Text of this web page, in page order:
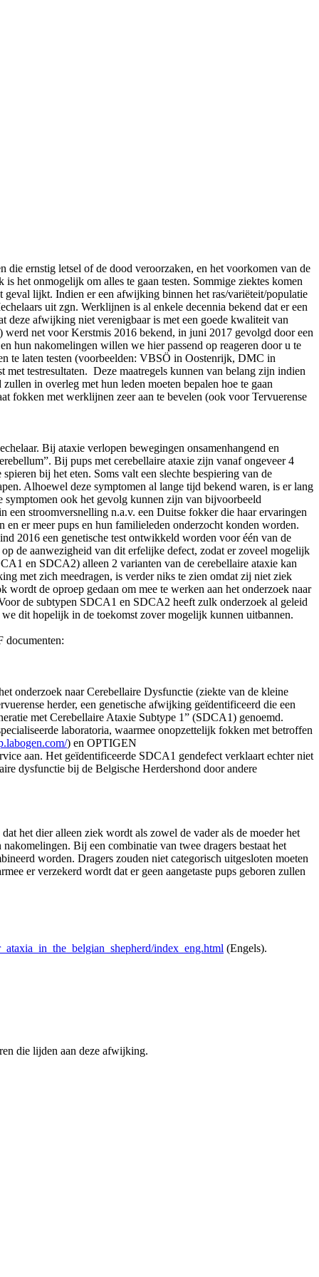
ernstig letsel of de dood veroorzaken, en het voorkomen van de
het onmogelijk om alles te gaan testen. Sommige ziektes komen
geval lijkt. Indien er een afwijking binnen het ras/variëteit/populatie
uit zgn. Werklijnen is al enkele decennia bekend dat er een
deze afwijking niet verenigbaar is met een goede kwaliteit van
net voor Kerstmis 2016 bekend, in juni 2017 gevolgd door een
hun nakomelingen willen we hier passend op reageren door u te
te laten testen (voorbeelden: VBSÖ in Oostenrijk, DMC in
testresultaten. Deze maatregels kunnen van belang zijn indien
in overleg met hun leden moeten bepalen hoe te gaan
fokken met werklijnen zeer aan te bevelen (ook voor Tervuerense
Bij ataxie verlopen bewegingen onsamenhangend en
Bij pups met cerebellaire ataxie zijn vanaf ongeveer 4
bij het eten. Soms valt een slechte bespiering van de
Alhoewel deze symptomen al lange tijd bekend waren, is er lang
symptomen ook het gevolg kunnen zijn van bijvoorbeeld
stroomversnelling n.a.v. een Duitse fokker die haar ervaringen
er meer pups en hun familieleden onderzocht konden worden.
2016 een genetische test ontwikkeld worden voor één van de
de aanwezigheid van dit erfelijke defect, zodat er zoveel mogelijk
en SDCA2) alleen 2 varianten van de cerebellaire ataxie kan
met zich meedragen, is verder niks te zien omdat zij niet ziek
de oproep gedaan om mee te werken aan het onderzoek naar
de subtypen SDCA1 en SDCA2 heeft zulk onderzoek al geleid
dit hopelijk in de toekomst zover mogelijk kunnen uitbannen.
documenten:
onderzoek naar Cerebellaire Dysfunctie (ziekte van de kleine
herder, een genetische afwijking geïdentificeerd die een
met Cerebellaire Ataxie Subtype 1” (SDCA1) genoemd.
laboratoria, waarmee onopzettelijk fokken met betroffen
) en OPTIGEN
aan. Het geïdentificeerde SDCA1 gendefect verklaart echter niet
dysfunctie bij de Belgische Herdershond door andere
het dier alleen ziek wordt als zowel de vader als de moeder het
Bij een combinatie van twee dragers bestaat het
worden. Dragers zouden niet categorisch uitgesloten moeten
er verzekerd wordt dat er geen aangetaste pups geboren zullen
index_eng.html (Engels).
die lijden aan deze afwijking.